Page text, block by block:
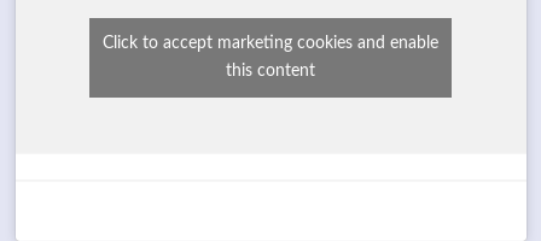
Click to accept marketing cookies and enable
this content